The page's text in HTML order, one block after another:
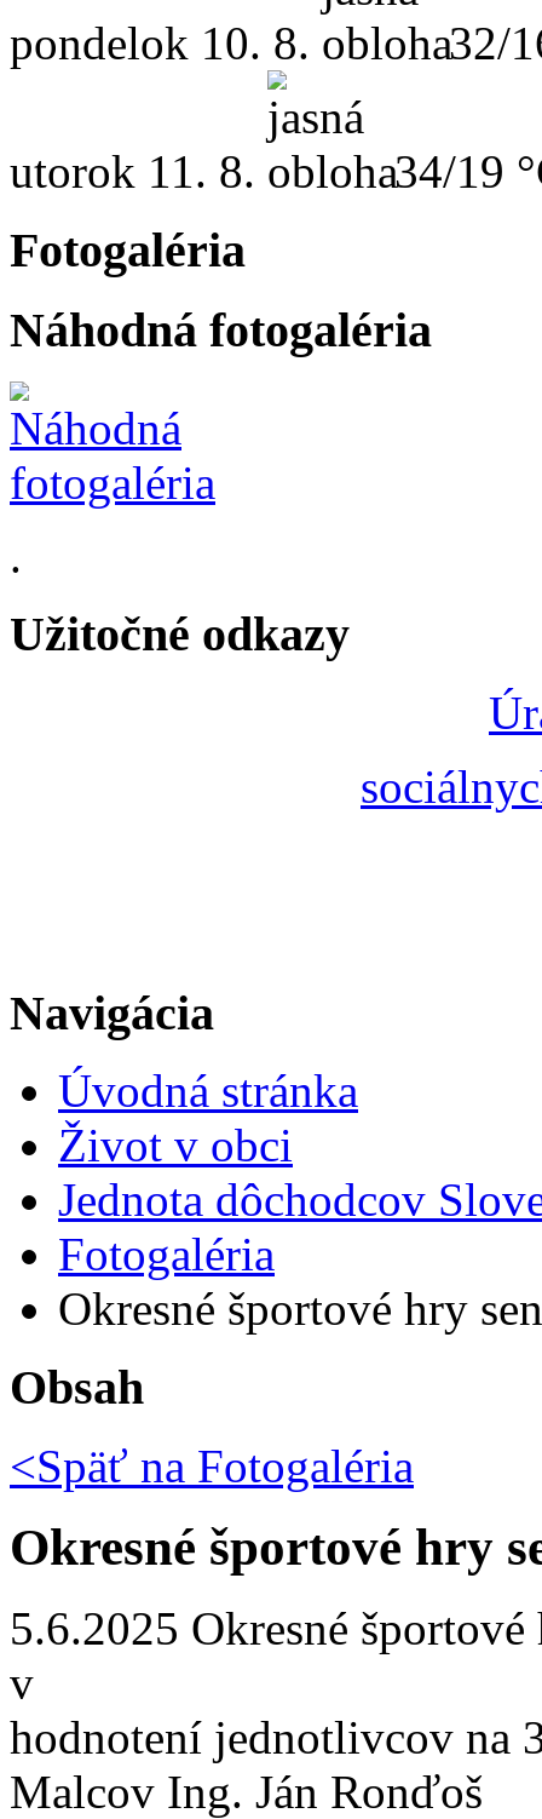
pondelok 10. 8. 32/
utorok 11. 8. 34/19
Fotogaléria
Náhodná fotogaléria
.
Užitočné odkazy
Navigácia
Úvodná stránka
Život v obci
Jednota dôchodcov
Fotogaléria
Okresné športové hry
Obsah
<Späť na Fotogaléria
Okresné športové hry
5.6.2025 Okresné
v
hodnotení jednotlivcov na
Malcov Ing. Ján Ronďoš